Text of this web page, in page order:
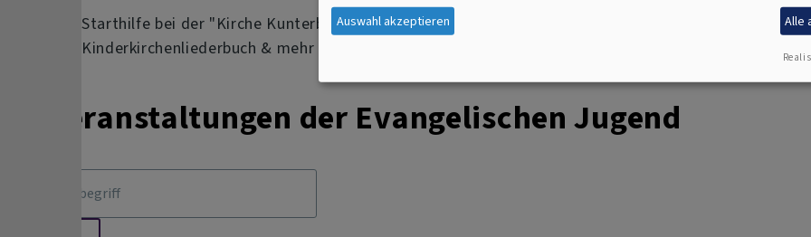
Starthilfe bei der "Kirche Kunterbunt", Workshops zum
Kinderkirchenliederbuch & mehr
Hier finden Sie
und die
Veranstaltungen der Evangelischen Jugend
Auswahl akzeptieren Alle